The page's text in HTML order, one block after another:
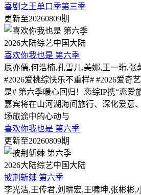
喜剧之王单口季第三季
更新至20260809期
2026大陆综艺中国大陆
喜欢你我也是 第六季
辰亦儒,何浩楠,孔雪儿,美娜,王一珩,张
#2026爱桃综快乐不重样# #2026爱奇
是# 第六季暖心回归！恋综IP携“恋爱
嘉宾将在山河湖海间旅行、深化爱意
场旅途中的心动与
喜欢你我也是 第六季
更新至20260809期
2026大陆综艺中国大陆
披荆斩棘 第六季
李光洁,王传君,刘畊宏,王啸坤,张彬彬,